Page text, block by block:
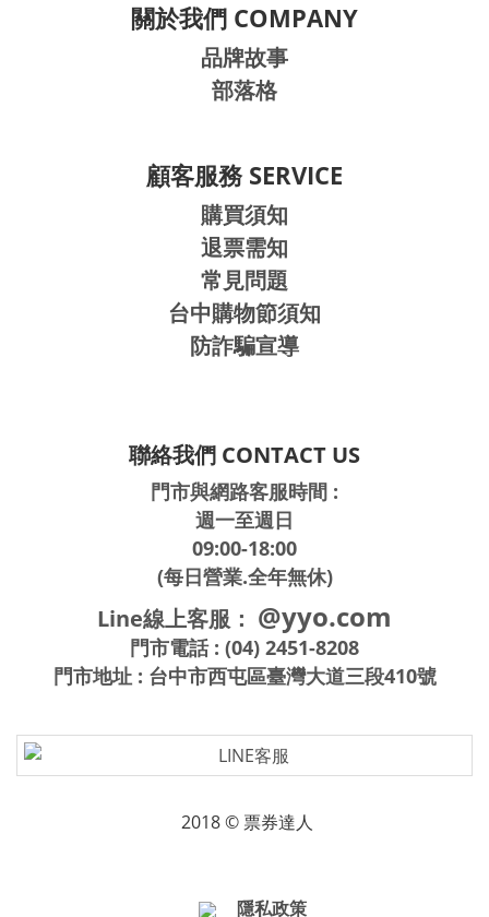
關於我們 COMPANY
品牌故事
部落格
顧客服務 SERVICE
購買須知
退票需知
常見問題
台中購物節須知
防詐騙宣導
聯絡我們 CONTACT US
門市與網路客服時間 :
週一至週日
09:00-18:00
(每日營業.全年無休)
Line線上客服： @yyo.com
門市電話 : (04) 2451-8208
門市地址 : 台中市西屯區臺灣大道三段410號
2018 © 票券達人
隱私政策